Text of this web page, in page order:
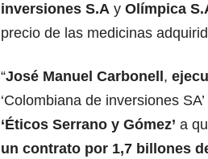
inversiones S.A y Olímpica
precio de las medicinas
“José Manuel Carbonell ,
‘Colombiana de inversiones
‘Éticos Serrano y Gómez’ a
un contrato por 1,7 billones